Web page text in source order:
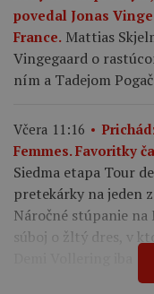
povedal Jonas
France. Mattias
Vingegaard o
ním a Tadejom
Včera 11:16
Femmes. Favoritky
Siedma etapa Tour
pretekárky na jeden
Náročné stúpanie
súboj o žltý dres, v
Demi Vollering iba